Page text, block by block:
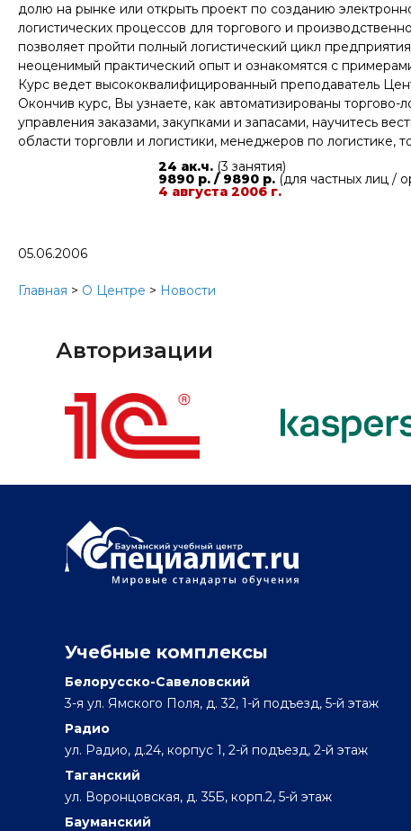
долю на рынке или открыть проект по созданию
логистических процессов для торгового и
позволяет пройти полный логистический цикл
неоценимый практический опыт и ознакомятся с
Курс ведет высококвалифицированный преподаватель
Окончив курс, Вы узнаете, как автоматизированы
управления заказами, закупками и запасами, научитесь
области торговли и логистики, менеджеров по логистике,
24 ак.ч. (3 занятия)
9890 р. / 9890 р. (для частных лиц /
4 августа 2006 г.
05.06.2006
Главная > О Центре > Новости
Авторизации
Учебные комплексы
Белорусско-Савеловский
3-я ул. Ямского Поля, д. 32, 1-й подъезд, 5-й этаж
Радио
ул. Радио, д.24, корпус 1, 2-й подъезд, 2-й этаж
Таганский
ул. Воронцовская, д. 35Б, корп.2, 5-й этаж
Бауманский